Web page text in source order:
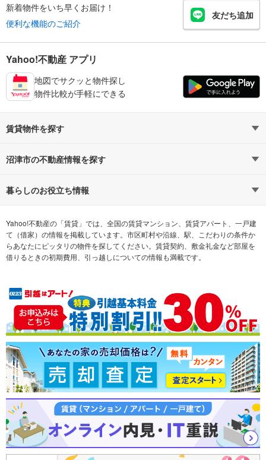
新着物件をいち早くお届け！
便利な機能のご紹介
友だち追加
Yahoo!不動産 アプリ
地図でサクッと物件探し
物件比較が手軽にできる
賃貸物件を探す
路線・駅から探す
通勤時間から探す
不動産会社から探す 希望の条件から探す
テーマから探す ランキングから探す
沼津市の不動産情報を探す
不動産・住宅
新築マンション 中古マンション
新築一戸建て 中古一戸建て
売却査定
暮らしのお役立ち情報
マンションカタログ 教えて！住まいの先生
Yahoo!不動産の「賃貸」では、全国の賃貸マンション、賃貸アパート、一戸建
て（借家）の情報を掲載しています。市区町村や沿線、駅、こだわりの条件か
らあなたにピッタリの物件を探してください。賃貸契約、敷金礼金など部屋を
借りるときの初期費用、引っ越しについての情報も満載です。